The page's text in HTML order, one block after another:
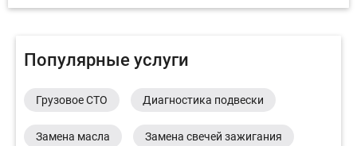
Популярные услуги
Грузовое СТО Диагностика подвески
Замена масла Замена свечей зажигания